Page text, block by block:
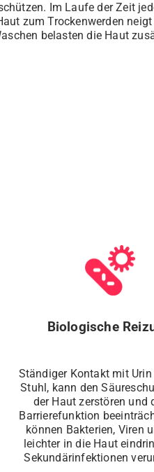
Im Laufe der Zeit
zum Trockenwerden neigt
belasten die Haut
Biologische
Ständiger Kontakt mit
Stuhl, kann den
der Haut zerstören und
Barrierefunktion
können Bakterien, Viren
leichter in die Haut
Sekundärinfektionen